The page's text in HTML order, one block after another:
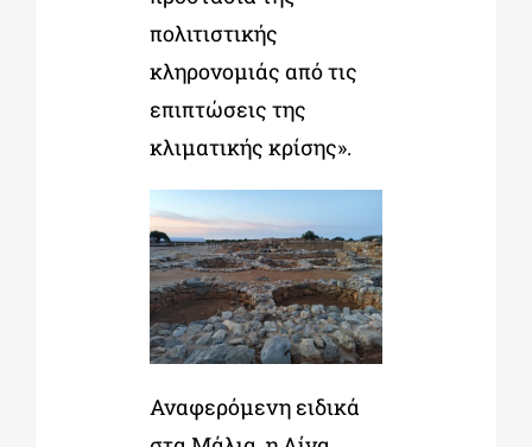
πολιτιστικής
κληρονομιάς από τις
επιπτώσεις της
κλιματικής κρίσης».
Αναφερόμενη ειδικά